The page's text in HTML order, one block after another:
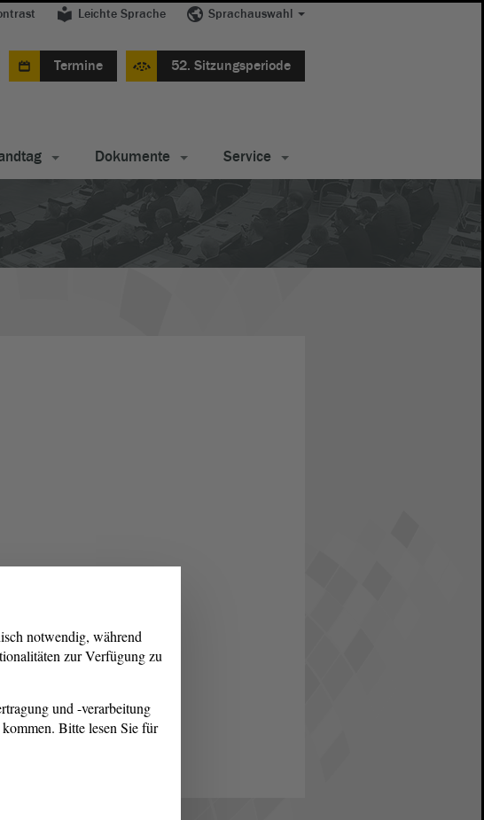
Leichte Sprache Sprachauswahl
Termine 52. Sitzungsperiode
Dokumente Service
notwendig, während
zur Verfügung zu
und -verarbeitung
Bitte lesen Sie für